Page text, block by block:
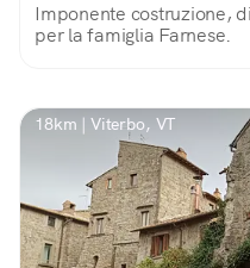
Imponente costruzione,
per la famiglia Farnese.
18km | Viterbo, VT